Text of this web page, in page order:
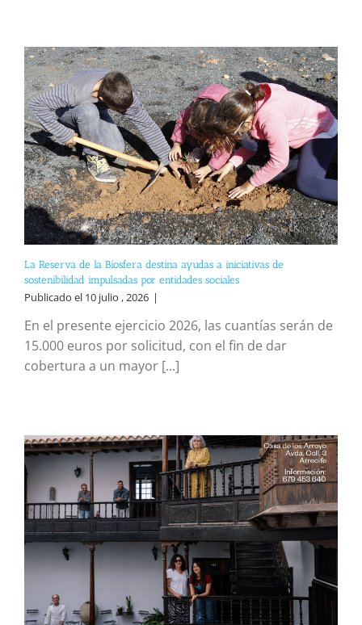
La Reserva de la Biosfera destina ayudas a iniciativas de
sostenibilidad impulsadas por entidades sociales
Publicado el 10 julio , 2026 |
En el presente ejercicio 2026, las cuantías serán de
15.000 euros por solicitud, con el fin de dar
cobertura a un mayor [...]